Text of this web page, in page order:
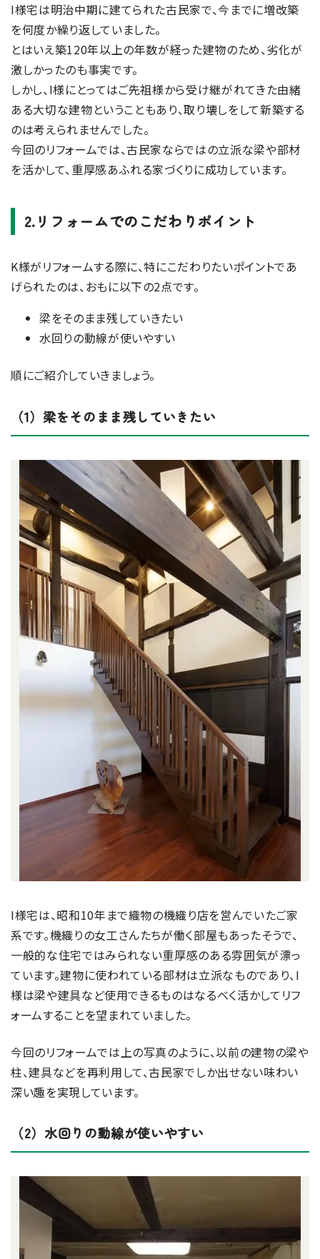
I様宅は明治中期に建てられた古民家で、今までに増改築
を何度か繰り返していました。
とはいえ築120年以上の年数が経った建物のため、劣化が
激しかったのも事実です。
しかし、I様にとってはご先祖様から受け継がれてきた由緒
ある大切な建物ということもあり、取り壊しをして新築する
のは考えられませんでした。
今回のリフォームでは、古民家ならではの立派な梁や部材
を活かして、重厚感あふれる家づくりに成功しています。
2.リフォームでのこだわりポイント
K様がリフォームする際に、特にこだわりたいポイントであ
げられたのは、おもに以下の2点です。
梁をそのまま残していきたい
水回りの動線が使いやすい
順にご紹介していきましょう。
（1）梁をそのまま残していきたい
I様宅は、昭和10年まで織物の機織り店を営んでいたご家
系です。機織りの女工さんたちが働く部屋もあったそうで、
一般的な住宅ではみられない重厚感のある雰囲気が漂っ
ています。建物に使われている部材は立派なものであり、I
様は梁や建具など使用できるものはなるべく活かしてリフ
ォームすることを望まれていました。
今回のリフォームでは上の写真のように、以前の建物の梁や
柱、建具などを再利用して、古民家でしか出せない味わい
深い趣を実現しています。
（2）水回りの動線が使いやすい